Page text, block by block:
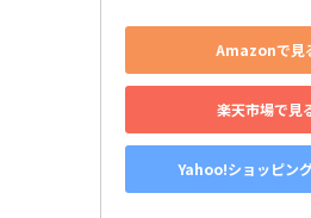
Amazonで見
楽天市場で見
Yahoo!ショッピン